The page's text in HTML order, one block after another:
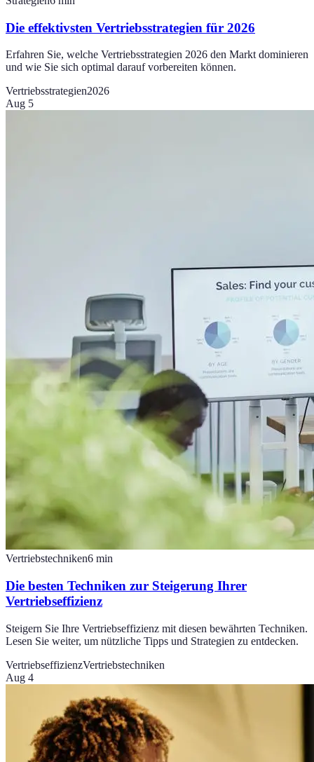
Die effektivsten Vertriebsstrategien für 2026
Erfahren Sie, welche Vertriebsstrategien 2026 den Markt dominieren
und wie Sie sich optimal darauf vorbereiten können.
Vertriebsstrategien2026
Aug 5
Vertriebstechniken6 min
Die besten Techniken zur Steigerung Ihrer
Vertriebseffizienz
Steigern Sie Ihre Vertriebseffizienz mit diesen bewährten Techniken.
Lesen Sie weiter, um nützliche Tipps und Strategien zu entdecken.
VertriebseffizienzVertriebstechniken
Aug 4